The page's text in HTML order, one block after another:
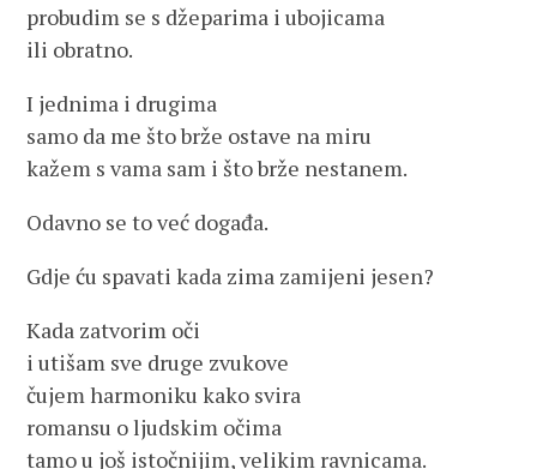
probudim se s džeparima i ubojicama
ili obratno.
I jednima i drugima
samo da me što brže ostave na miru
kažem s vama sam i što brže nestanem.
Odavno se to već događa.
Gdje ću spavati kada zima zamijeni jesen?
Kada zatvorim oči
i utišam sve druge zvukove
čujem harmoniku kako svira
romansu o ljudskim očima
tamo u još istočnijim, velikim ravnicama.